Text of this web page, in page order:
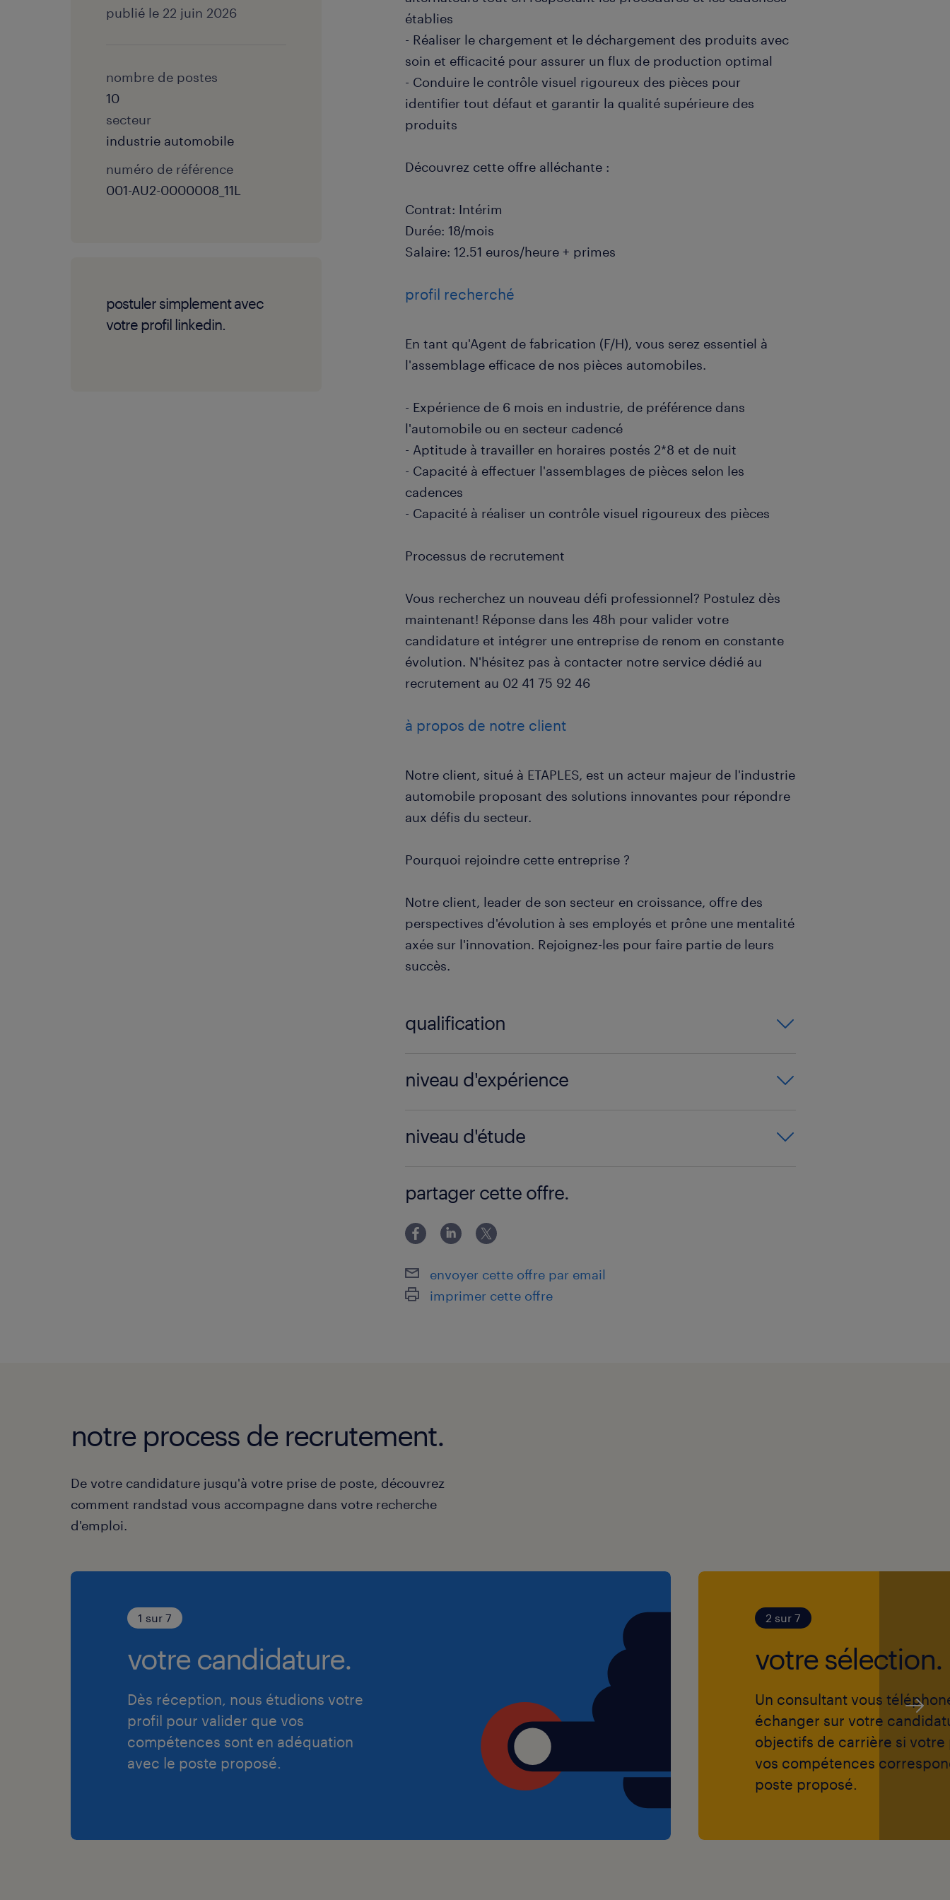
publié le 22 juin 2026
nombre de postes
10
secteur
industrie automobile
numéro de référence
001-AU2-0000008_11L
postuler simplement avec
votre profil linkedin.
établies
- Réaliser le chargement et le déchargement des produits avec
soin et efficacité pour assurer un flux de production optimal
- Conduire le contrôle visuel rigoureux des pièces pour
identifier tout défaut et garantir la qualité supérieure des
produits
Découvrez cette offre alléchante :
Contrat: Intérim
Durée: 18/mois
Salaire: 12.51 euros/heure + primes
profil recherché
En tant qu'Agent de fabrication (F/H), vous serez essentiel à
l'assemblage efficace de nos pièces automobiles.
- Expérience de 6 mois en industrie, de préférence dans
l'automobile ou en secteur cadencé
- Aptitude à travailler en horaires postés 2*8 et de nuit
- Capacité à effectuer l'assemblages de pièces selon les
cadences
- Capacité à réaliser un contrôle visuel rigoureux des pièces
Processus de recrutement
Vous recherchez un nouveau défi professionnel? Postulez dès
maintenant! Réponse dans les 48h pour valider votre
candidature et intégrer une entreprise de renom en constante
évolution. N'hésitez pas à contacter notre service dédié au
recrutement au 02 41 75 92 46
à propos de notre client
Notre client, situé à ETAPLES, est un acteur majeur de l'industrie
automobile proposant des solutions innovantes pour répondre
aux défis du secteur.
Pourquoi rejoindre cette entreprise ?
Notre client, leader de son secteur en croissance, offre des
perspectives d'évolution à ses employés et prône une mentalité
axée sur l'innovation. Rejoignez-les pour faire partie de leurs
succès.
qualification
niveau d'expérience
niveau d'étude
partager cette offre.
envoyer cette offre par email
imprimer cette offre
notre process de recrutement.
De votre candidature jusqu'à votre prise de poste, découvrez
comment randstad vous accompagne dans votre recherche
d'emploi.
1 sur 7
votre candidature.
Dès réception, nous étudions votre
profil pour valider que vos
compétences sont en adéquation
avec le poste proposé.
2 sur 7
votre sélection.
Un consultant vous
échanger sur votre
objectifs de carrière si votre
vos compétences
poste proposé.